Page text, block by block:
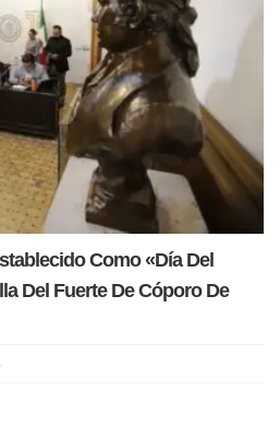
Como «Día Del
Del Fuerte De Cóporo De